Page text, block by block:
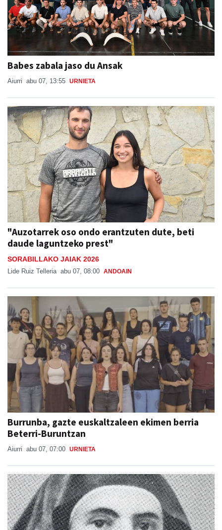
Babes zabala jaso du Ansak
Aiurri abu 07, 13:55 URNIETA
"Auzotarrek oso ondo erantzuten dute, beti
daude laguntzeko prest"
SORABILLAKO JAIAK 2026
Lide Ruiz Telleria abu 07, 08:00 ANDOAIN
Burrunba, gazte euskaltzaleen ekimen berria
Beterri-Buruntzan
Aiurri abu 07, 07:00 URNIETA